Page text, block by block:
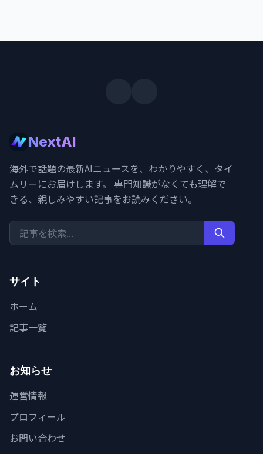
NextAI
海外で話題の最新AIニュースを、わかりやすく、タイ
ムリーにお届けします。 専門知識がなくても理解で
きる、親しみやすい記事をお読みください。
サイト
ホーム
記事一覧
お知らせ
運営情報
プロフィール
お問い合わせ